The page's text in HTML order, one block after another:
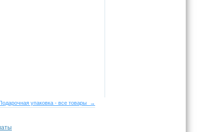
Подарочная упаковка - все товары →